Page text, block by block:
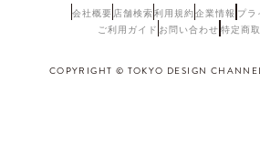
会社概要 店舗検索利用規約企業情報 プラ
ご利用ガイド お問い合わせ 特定商
COPYRIGHT © TOKYO DESIGN